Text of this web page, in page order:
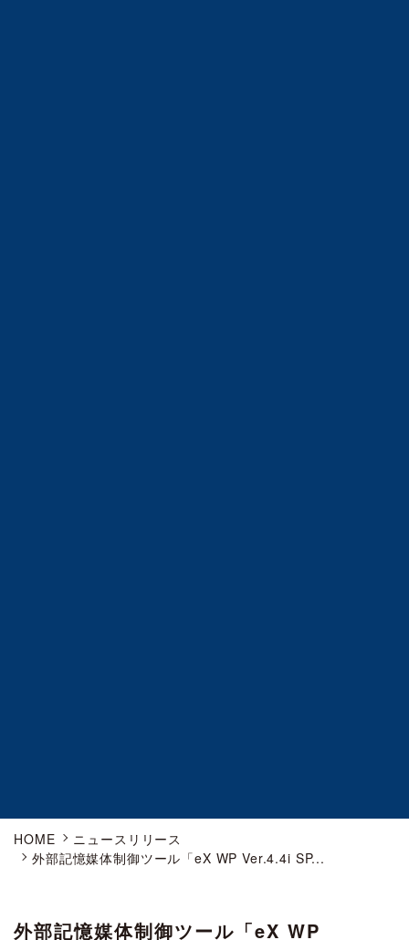
HOME
ニュースリリース
外部記憶媒体制御ツール「eX WP Ver.4.4i SP...
外部記憶媒体制御ツール「eX WP